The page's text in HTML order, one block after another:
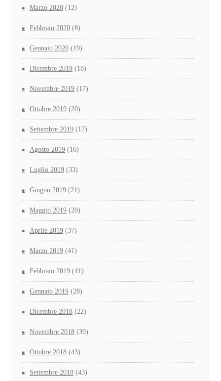
Marzo 2020 (12)
Febbraio 2020 (8)
Gennaio 2020 (19)
Dicembre 2019 (18)
Novembre 2019 (17)
Ottobre 2019 (20)
Settembre 2019 (17)
Agosto 2019 (16)
Luglio 2019 (33)
Giugno 2019 (21)
Maggio 2019 (20)
Aprile 2019 (37)
Marzo 2019 (41)
Febbraio 2019 (41)
Gennaio 2019 (28)
Dicembre 2018 (22)
Novembre 2018 (39)
Ottobre 2018 (43)
Settembre 2018 (43)